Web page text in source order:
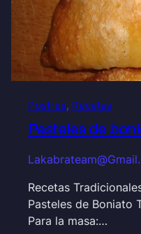
Postres, Recetas
Pasteles de
Recetas
Pasteles de Boniato
Para la masa:…